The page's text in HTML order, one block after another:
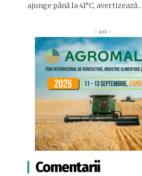
ajunge până la 41°C, avertizează...
‹ adv ›
Comentarii